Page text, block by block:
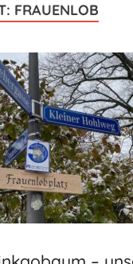
FRAUENLOB